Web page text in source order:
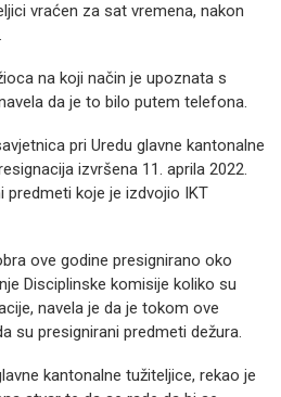
vraćen za sat vremena, nakon
na koji način je upoznata s
da je to bilo putem telefona.
pri Uredu glavne kantonalne
izvršena 11. aprila 2022.
predmeti koje je izdvojio IKT
ove godine presignirano oko
Disciplinske komisije koliko su
navela je da je tokom ove
su presignirani predmeti dežura.
kantonalne tužiteljice, rekao je